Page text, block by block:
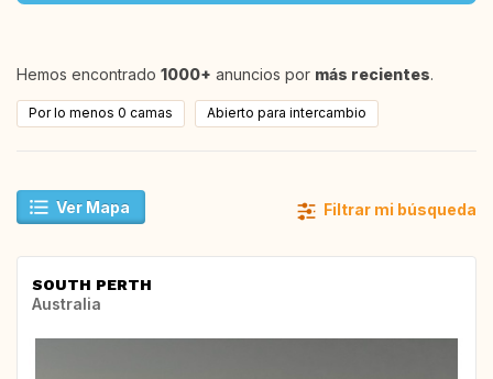
Hemos encontrado 1000+ anuncios por más recientes.
Por lo menos 0 camas Abierto para intercambio
Ver Mapa Filtrar mi búsqueda
SOUTH PERTH
Australia